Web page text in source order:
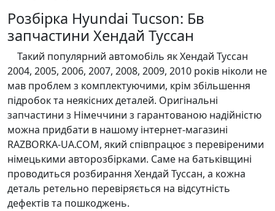
Розбірка Hyundai Tucson: Бв
запчастини Хендай Туссан
Такий популярний автомобіль як Хендай Туссан
2004, 2005, 2006, 2007, 2008, 2009, 2010 років ніколи не
мав проблем з комплектуючими, крім збільшення
підробок та неякісних деталей. Оригінальні
запчастини з Німеччини з гарантованою надійністю
можна придбати в нашому інтернет-магазині
RAZBORKA-UA.COM, який співпрацює з перевіреними
німецькими авторозбірками. Саме на батьківщині
проводиться розбирання Хендай Туссан, а кожна
деталь ретельно перевіряється на відсутність
дефектів та пошкоджень.